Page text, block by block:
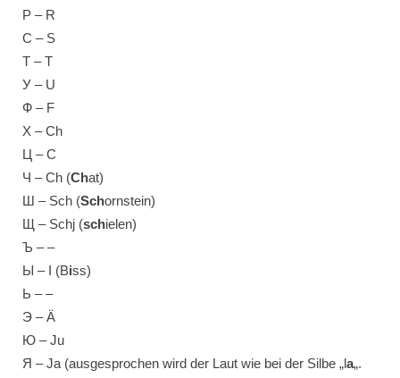
Р – R
С – S
Т – T
У – U
Ф – F
Х – Ch
Ц – C
Ч – Ch (Chat)
Ш – Sch (Schornstein)
Щ – Schj (schielen)
Ъ – –
Ы – I (Biss)
Ь – –
Э – Ä
Ю – Ju
Я – Ja (ausgesprochen wird der Laut wie bei der Silbe „la„.